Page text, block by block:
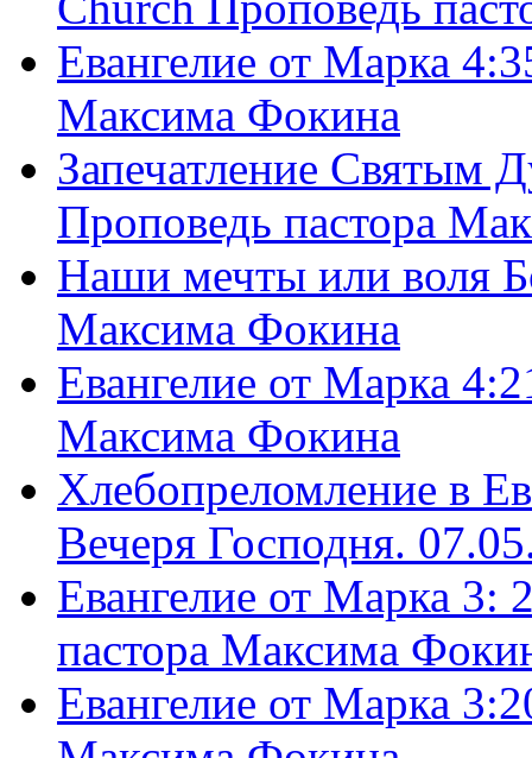
Евангелие от Марка
Максима Фокина
Запечатление Святым
Проповедь пастора
Наши мечты или воля
Максима Фокина
Евангелие от Марка
Максима Фокина
Хлебопреломление в
Вечеря Господня.
Евангелие от Марка 3:
пастора Максима
Евангелие от Марка